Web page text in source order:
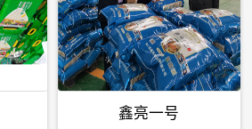
鑫亮一号